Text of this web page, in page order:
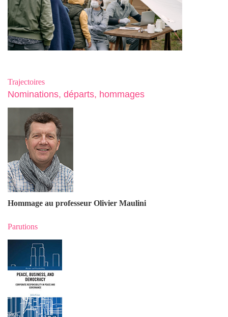
Trajectoires
Nominations, départs, hommages
Hommage au professeur Olivier Maulini
Parutions